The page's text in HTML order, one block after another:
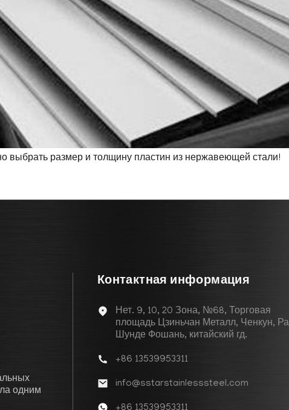
выбрать размер и толщину пластин из нержавеющей стали!
одним
Контактная информация
Нет. 9, 10, 20 Зона, №68, Торговая
площадь Цзиньчан Металл, Ченкун,
Шунде Фошань, китайский гд.
+86 13539953311
info@sstarstainlesssteel.com